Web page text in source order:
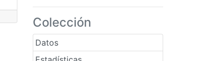
Colección
Datos